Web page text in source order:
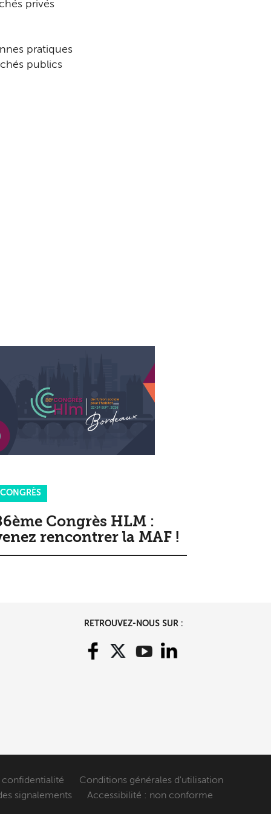
privés
pratiques
publics
CONGRÈS
Congrès HLM :
rencontrer la MAF !
RETROUVEZ-NOUS SUR :
confidentialité
Conditions générales d'utilisation
signalements
Accessibilité : non conforme